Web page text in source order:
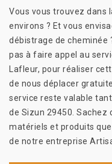
Vous vous trouvez dans
environs ? Et vous
débistrage de cheminée
pas à faire appel au
Lafleur, pour réaliser
de nous déplacer
service reste valable
de Sizun 29450. Sachez
matériels et produits
de notre entreprise